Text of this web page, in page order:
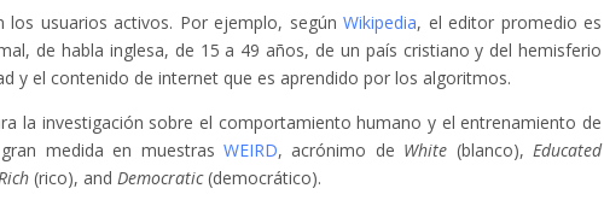
los usuarios activos. Por ejemplo, segúnWikipedia, el editor promedio es
de habla inglesa, de 15 a 49 años, de un país cristiano y del hemisferio
y el contenido de internet que es aprendido por los algoritmos.
la investigación sobre el comportamiento humano y el entrenamiento de
medida en muestrasWEIRD, acrónimo de White (blanco),Educated
(rico), and Democratic(democrático).